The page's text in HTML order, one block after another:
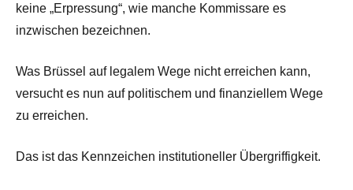
keine „Erpressung“, wie manche Kommissare es
inzwischen bezeichnen.
Was Brüssel auf legalem Wege nicht erreichen kann,
versucht es nun auf politischem und finanziellem Wege
zu erreichen.
Das ist das Kennzeichen institutioneller Übergriffigkeit.